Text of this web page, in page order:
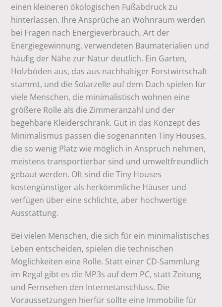
einen kleineren ökologischen Fußabdruck zu
hinterlassen. Ihre Ansprüche an Wohnraum werden
bei Fragen nach Energieverbrauch, Art der
Energiegewinnung, verwendeten Baumaterialien und
häufig der Nähe zur Natur deutlich. Ein Garten,
Holzböden aus, das aus nachhaltiger Forstwirtschaft
stammt, und die Solarzelle auf dem Dach spielen für
viele Menschen, die minimalistisch wohnen eine
größere Rolle als die Zimmeranzahl und der
begehbare Kleiderschrank. Gut in das Konzept des
Minimalismus passen die sogenannten Tiny Houses,
die so wenig Platz wie möglich in Anspruch nehmen,
meistens transportierbar sind und umweltfreundlich
gebaut werden. Oft sind die Tiny Houses
kostengünstiger als herkömmliche Häuser und
verfügen über eine schlichte, aber hochwertige
Ausstattung.
Bei vielen Menschen, die sich für ein minimalistisches
Leben entscheiden, spielen die technischen
Möglichkeiten eine Rolle. Statt einer CD-Sammlung
im Regal gibt es die MP3s auf dem PC, statt Zeitung
und Fernsehen den Internetanschluss. Die
Voraussetzungen hierfür sollte eine Immobilie für